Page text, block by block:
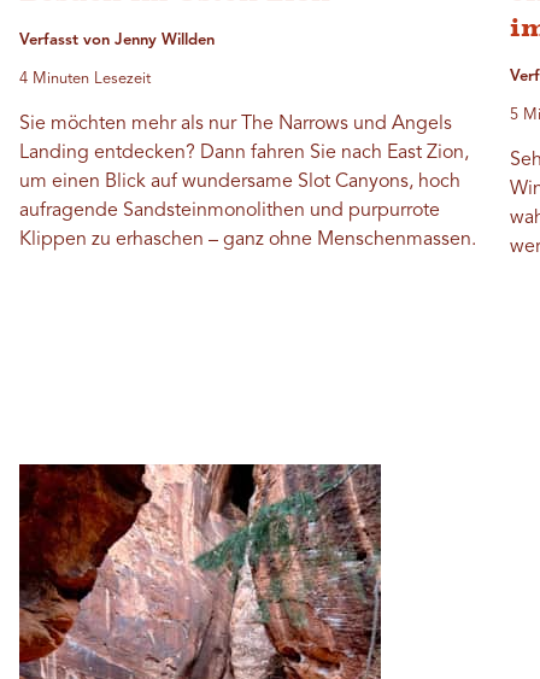
Verfasst von Jenny Willden
4 Minuten Lesezeit
Sie möchten mehr als nur The Narrows und Angels
Landing entdecken? Dann fahren Sie nach East Zion,
um einen Blick auf wundersame Slot Canyons, hoch
aufragende Sandsteinmonolithen und purpurrote
Klippen zu erhaschen – ganz ohne Menschenmassen.
5